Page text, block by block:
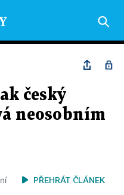
český
neosobním
PŘEHRÁT ČLÁNEK